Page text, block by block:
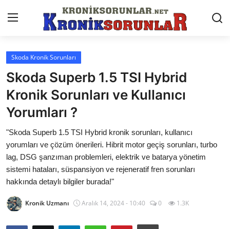
Anasayfa
Markalar
İletişim
Trafik & Cezalar
Sigorta & Kasko
Vergi & ÖTV & MTV
Muayene & Ruhsat
Sorgulamalar
Skoda Kronik Sorunları
Skoda Superb 1.5 TSI Hybrid
Kronik Sorunları ve Kullanıcı
Yorumları ?
"Skoda Superb 1.5 TSI Hybrid kronik sorunları, kullanıcı
yorumları ve çözüm önerileri. Hibrit motor geçiş sorunları, turbo
lag, DSG şanzıman problemleri, elektrik ve batarya yönetim
sistemi hataları, süspansiyon ve rejeneratif fren sorunları
hakkında detaylı bilgiler burada!"
Kronik Uzmanı Aralık 14, 2024 - 10:40 0 1.3K